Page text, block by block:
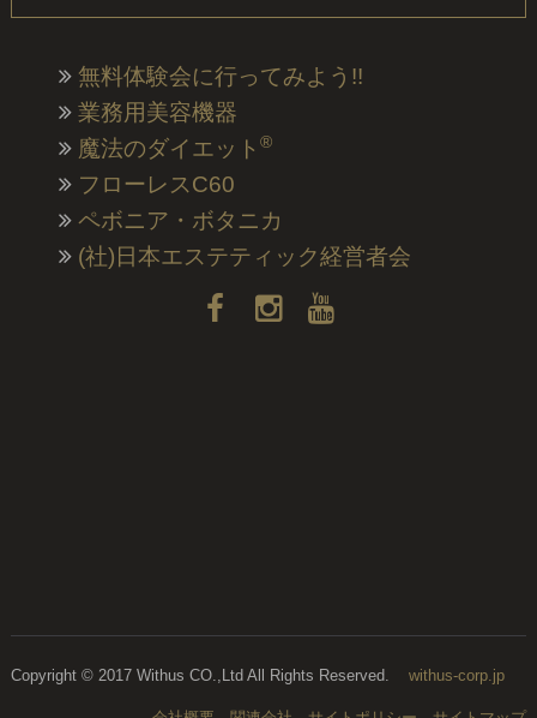
無料体験会に行ってみよう!!
業務用美容機器
魔法のダイエット ®
フローレスC60
ペボニア・ボタニカ
(社)日本エステティック経営者会
Copyright © 2017Withus CO.,Ltd All Rights Reserved. withus-corp.jp